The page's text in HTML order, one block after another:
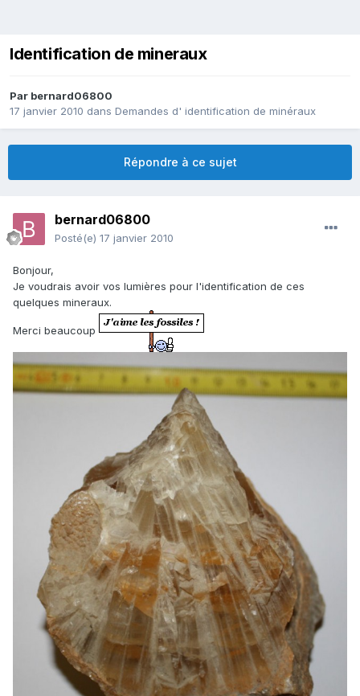
Identification de mineraux
Par bernard06800
17 janvier 2010 dans Demandes d' identification de minéraux
Répondre à ce sujet
bernard06800
Posté(e) 17 janvier 2010
Bonjour,
Je voudrais avoir vos lumières pour l'identification de ces
quelques mineraux.
Merci beaucoup